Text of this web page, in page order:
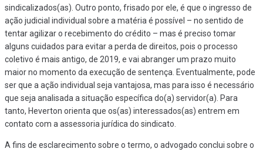
sindicalizados(as). Outro ponto, frisado por ele, é que o ingresso de
ação judicial individual sobre a matéria é possível – no sentido de
tentar agilizar o recebimento do crédito – mas é preciso tomar
alguns cuidados para evitar a perda de direitos, pois o processo
coletivo é mais antigo, de 2019, e vai abranger um prazo muito
maior no momento da execução de sentença. Eventualmente, pode
ser que a ação individual seja vantajosa, mas para isso é necessário
que seja analisada a situação específica do(a) servidor(a). Para
tanto, Heverton orienta que os(as) interessados(as) entrem em
contato com a assessoria jurídica do sindicato.
A fins de esclarecimento sobre o termo, o advogado conclui sobre o